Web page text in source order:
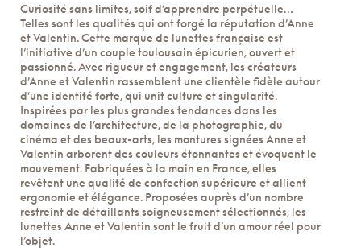
Curiosité sans limites, soif d’apprendre perpétuelle…
Telles sont les qualités qui ont forgé la réputation d’Anne
et Valentin. Cette marque de lunettes française est
l’initiative d’un couple toulousain épicurien, ouvert et
passionné. Avec rigueur et engagement, les créateurs
d’Anne et Valentin rassemblent une clientèle fidèle autour
d’une identité forte, qui unit culture et singularité.
Inspirées par les plus grandes tendances dans les
domaines de l’architecture, de la photographie, du
cinéma et des beaux-arts, les montures signées Anne et
Valentin arborent des couleurs étonnantes et évoquent le
mouvement. Fabriquées à la main en France, elles
revêtent une qualité de confection supérieure et allient
ergonomie et élégance. Proposées auprès d’un nombre
restreint de détaillants soigneusement sélectionnés, les
lunettes Anne et Valentin sont le fruit d’un amour réel pour
l’objet.